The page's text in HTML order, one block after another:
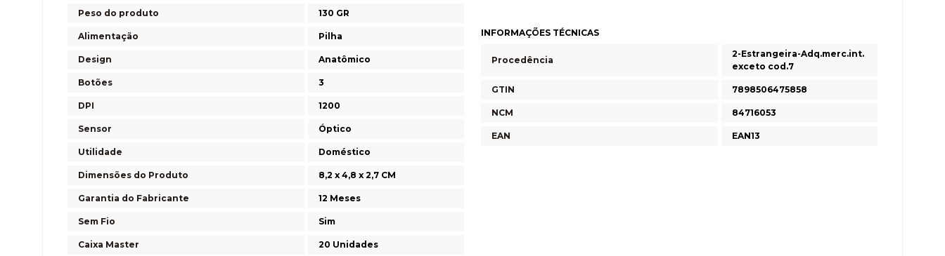
Peso do produto 130 GR
Alimentação Pilha
Design Anatômico
Botões 3
DPI 1200
Sensor Óptico
Utilidade Doméstico
Dimensões do Produto 8,2 x 4,8 x 2,7 CM
Garantia do Fabricante 12 Meses
Sem Fio Sim
Caixa Master 20 Unidades
INFORMAÇÕES TÉCNICAS
Procedência
2-Estrangeira-Adq.merc.int.
exceto cod.7
GTIN 7898506475858
NCM 84716053
EAN EAN13